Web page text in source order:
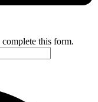
this form.